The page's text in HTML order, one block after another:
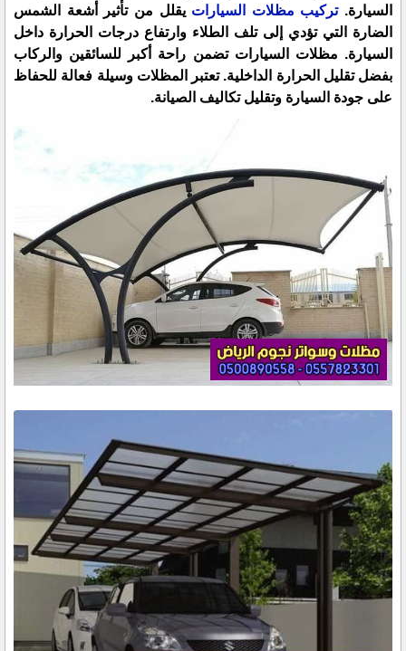
السيارة. تركيب مظلات السيارات يقلل من تأثير أشعة الشمس
الضارة التي تؤدي إلى تلف الطلاء وارتفاع درجات الحرارة داخل
السيارة. مظلات السيارات تضمن راحة أكبر للسائقين والركاب
بفضل تقليل الحرارة الداخلية. تعتبر المظلات وسيلة فعالة للحفاظ
على جودة السيارة وتقليل تكاليف الصيانة.